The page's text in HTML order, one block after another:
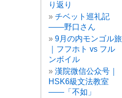
り返り
チベット巡礼記
——野口さん
9月の内モンゴル旅
｜フフホト vs フル
ンボイル
漢院微信公众号｜
HSK6級文法教室
——「不如」